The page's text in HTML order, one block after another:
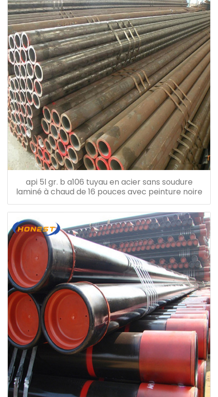
api 5l gr. b a106 tuyau en acier sans soudure
laminé à chaud de 16 pouces avec peinture noire